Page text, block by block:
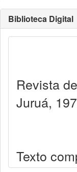
Biblioteca Digital
Revista
Juruá,
Texto